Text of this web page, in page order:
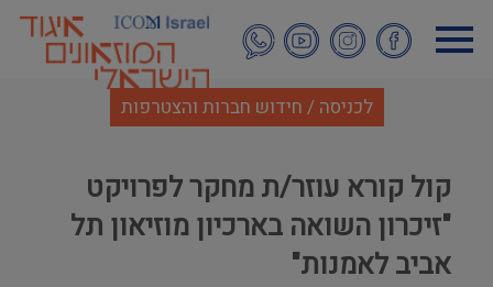
לתוכן
העיקרי
לכניסה / חידוש חברות והצטרפות
קול קורא עוזר/ת מחקר לפרויקט
"זיכרון השואה בארכיון מוזיאון תל
אביב לאמנות"